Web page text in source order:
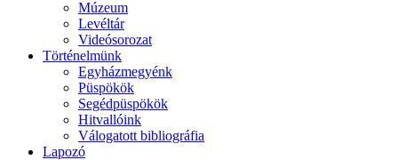
Múzeum
Levéltár
Videósorozat
Történelmünk
Egyházmegyénk
Püspökök
Segédpüspökök
Hitvallóink
Válogatott bibliográfia
Lapozó